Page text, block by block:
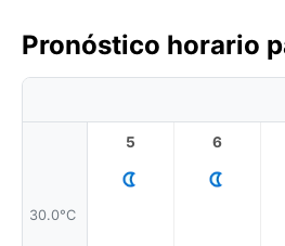
Pronóstico horario
30.0°C
5 6